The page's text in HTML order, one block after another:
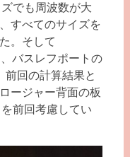
でも周波数が大
すべてのサイズを
。そして
バスレフポートの
前回の計算結果と
ージャー背面の板
前回考慮してい